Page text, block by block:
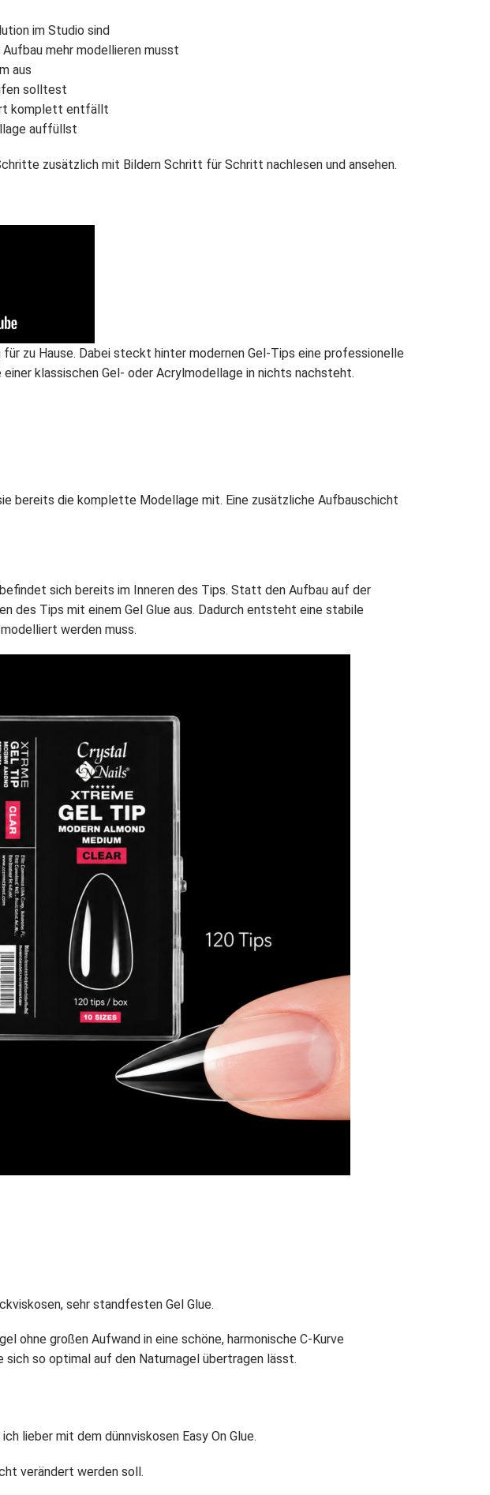
im Studio sind
mehr modellieren musst
aus
solltest
komplett entfällt
auffüllst
zusätzlich mit Bildern Schritt für Schritt nachlesen und ansehen.
zu Hause. Dabei steckt hinter modernen Gel-Tips eine professionelle
klassischen Gel- oder Acrylmodellage in nichts nachsteht.
bereits die komplette Modellage mit. Eine zusätzliche Aufbauschicht
sich bereits im Inneren des Tips. Statt den Aufbau auf der
des Tips mit einem Gel Glue aus. Dadurch entsteht eine stabile
werden muss.
sehr standfesten Gel Glue.
ohne großen Aufwand in eine schöne, harmonische C-Kurve
so optimal auf den Naturnagel übertragen lässt.
lieber mit dem dünnviskosen Easy On Glue.
verändert werden soll.